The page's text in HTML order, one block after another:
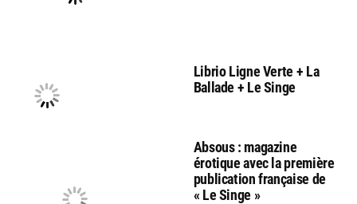
Librio Ligne Verte + La
Ballade + Le Singe
Absous : magazine
érotique avec la première
publication française de
« Le Singe »